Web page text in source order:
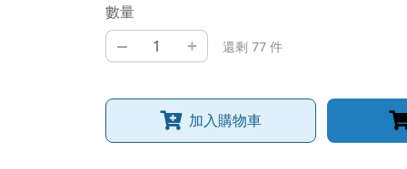
數量
– + 還剩 77 件
加入購物車